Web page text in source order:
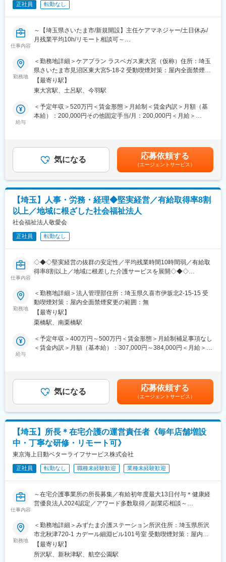
変更の範囲：無
正社員 転勤なし
仕事内容
～【埼玉県さいたま市/新規開設】主任ケアマネジャー/土日休み/
月残業平均10h/リモート相談可～
■採用背景：
新規事業所の開設に伴う募集となります。
■業務内容：
居宅介護支援事業所の運営を行う当社にて、主任ケアマネジャー
をお任せいたします。
■詳細：
・介護サービス計画書（ケアプラン）の立案
・サービスが適正に行われているか、サービス事業所との連絡調
・その他ケアマネジメント業務に付随する業務 等
■入社後：
ことはありません。
既存事業を運営している法人のため、開設準備や運営面は法人本
■魅力：
担当件数は無理のない範囲で調整します。
・土日休みで月残業平均10時間の為、日々オンオフのメリハリを
つけて働くことが可能な環境です。
近年、高齢化社会が進行し介護業界は様々な課題に直面する中、
当社では多様なニーズにお応えするため”楽しさ”をコンセプトにし
変更の範囲：会社の定める業務
勤務地
＜勤務地詳細＞ケアプラン ラスベガス東大宮（仮称）住所：埼玉
県さいたま市見沼区東大宮5-18-2 受動喫煙対策：屋内全面禁煙変
更の範囲：会社の定める事業所（リモートワーク含む）
【最寄り駅】
東大宮駅、土呂駅、今羽駅
給与
＜予定年収＞520万円＜賃金形態＞月給制＜賃金内訳＞月額（基
本給）：200,000円その他固定手当/月：200,000円＜月給＞
気になる 応募依頼する
（エージェントサービス）
【埼玉】人事・労務・経理◆堅実経営／有給取得率8割
以上／地域に根ざした社会福祉法人
社会福祉法人敬愛会
正社員 転勤なし
仕事内容
◇◆◇堅実経営の抜群の安定性／平均残業時間10時間弱／有給取
得率8割以上／地域に根差した介護サービスを展開◇◆◇
【人事・採用】
・ 新卒・中途採用の企画、運営
・ 求人媒体の管理、応募者対応
・ 面接日程調整、採用手続き
・ 労働契約書作成および入職手続き
・ 人員配置状況の管理
・ 外国人材・障がい者雇用に関する業務
【労務】
・ 年末調整関連業務
・ 健康診断、ストレスチェック、予防接種の管理
・ 就業規則および各種規程の運用
・ 会計システム入力、仕訳処理
・ 月次・年次決算業務
・ 予算管理、収支資料作成
・ 固定資産管理
・ 各種契約管理
総務・法人運営
・ 理事会、評議員会など法人会議の運営
・ ホームページ、SNS等の広報活動
・ 車両、備品、文書管理
・ BCP（事業継続計画）・防災対策の推進
・ SDGs推進活動
勤務地
＜勤務地詳細＞法人管理部住所：埼玉県久喜市伊坂北2-15-15 受
動喫煙対策：屋内全面禁煙変更の範囲：無
【最寄り駅】
栗橋駅、南栗橋駅
給与
＜予定年収＞400万円～500万円＜賃金形態＞月給制補足事項なし
＜賃金内訳＞月額（基本給）：307,000円～384,000円＜月給＞
気になる 応募依頼する
（エージェントサービス）
【埼玉】所長＊在宅介護の運営責任者《毎年店舗増設
中・丁寧な研修・リモート可》
東京海上日動ベターライフサービス株式会社
正社員 転勤なし 職種未経験歓迎 業種未経験歓迎
仕事内容
～在宅介護事業所の所長募集／有給初年度最大13日付与＊健康経
営優良法人2024認定／アワード多数取得／副業応相談～
【はじめに】
在宅介護事業所の運営責任者として、事業所全体のマネジメント
を担っていただきます。単なる管理ではなく、組織を牽引し、成
果を創出するリーダーシップを求めます。
在宅介護事業は収益が好調で右肩上がりです。毎年1～2店舗の増
勤務地
＜勤務地詳細＞みずたま介護ステーション所沢住所：埼玉県所沢
市北秋津720-1 カデール細淵ビル101号室 受動喫煙対策：屋内全
面禁煙変更の範囲：会社の定める事業所
【最寄り駅】
所沢駅、新秋津駅、航空公園駅